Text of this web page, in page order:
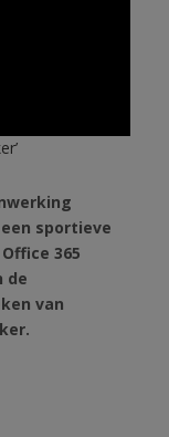
een sportieve
365
de
van